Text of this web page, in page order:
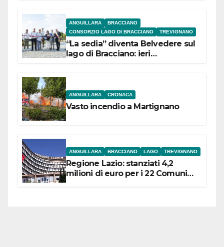
ANGUILLARA
BRACCIANO
CONSORZIO LAGO DI BRACCIANO
TREVIGNANO
“La sedia” diventa Belvedere sul
lago di Bracciano: ieri
ANGUILLARA CRONACA
Vasto incendio a Martignano
ANGUILLARA BRACCIANO LAGO TREVIGNANO
Regione Lazio: stanziati 4,2
milioni di euro per i 22 Comuni